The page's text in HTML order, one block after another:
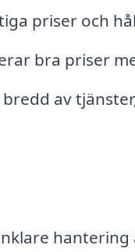
priser och
bra priser
av
hantering